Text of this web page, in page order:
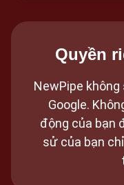
Quyền
NewPipe
Google.
động của bạn
sử của bạn